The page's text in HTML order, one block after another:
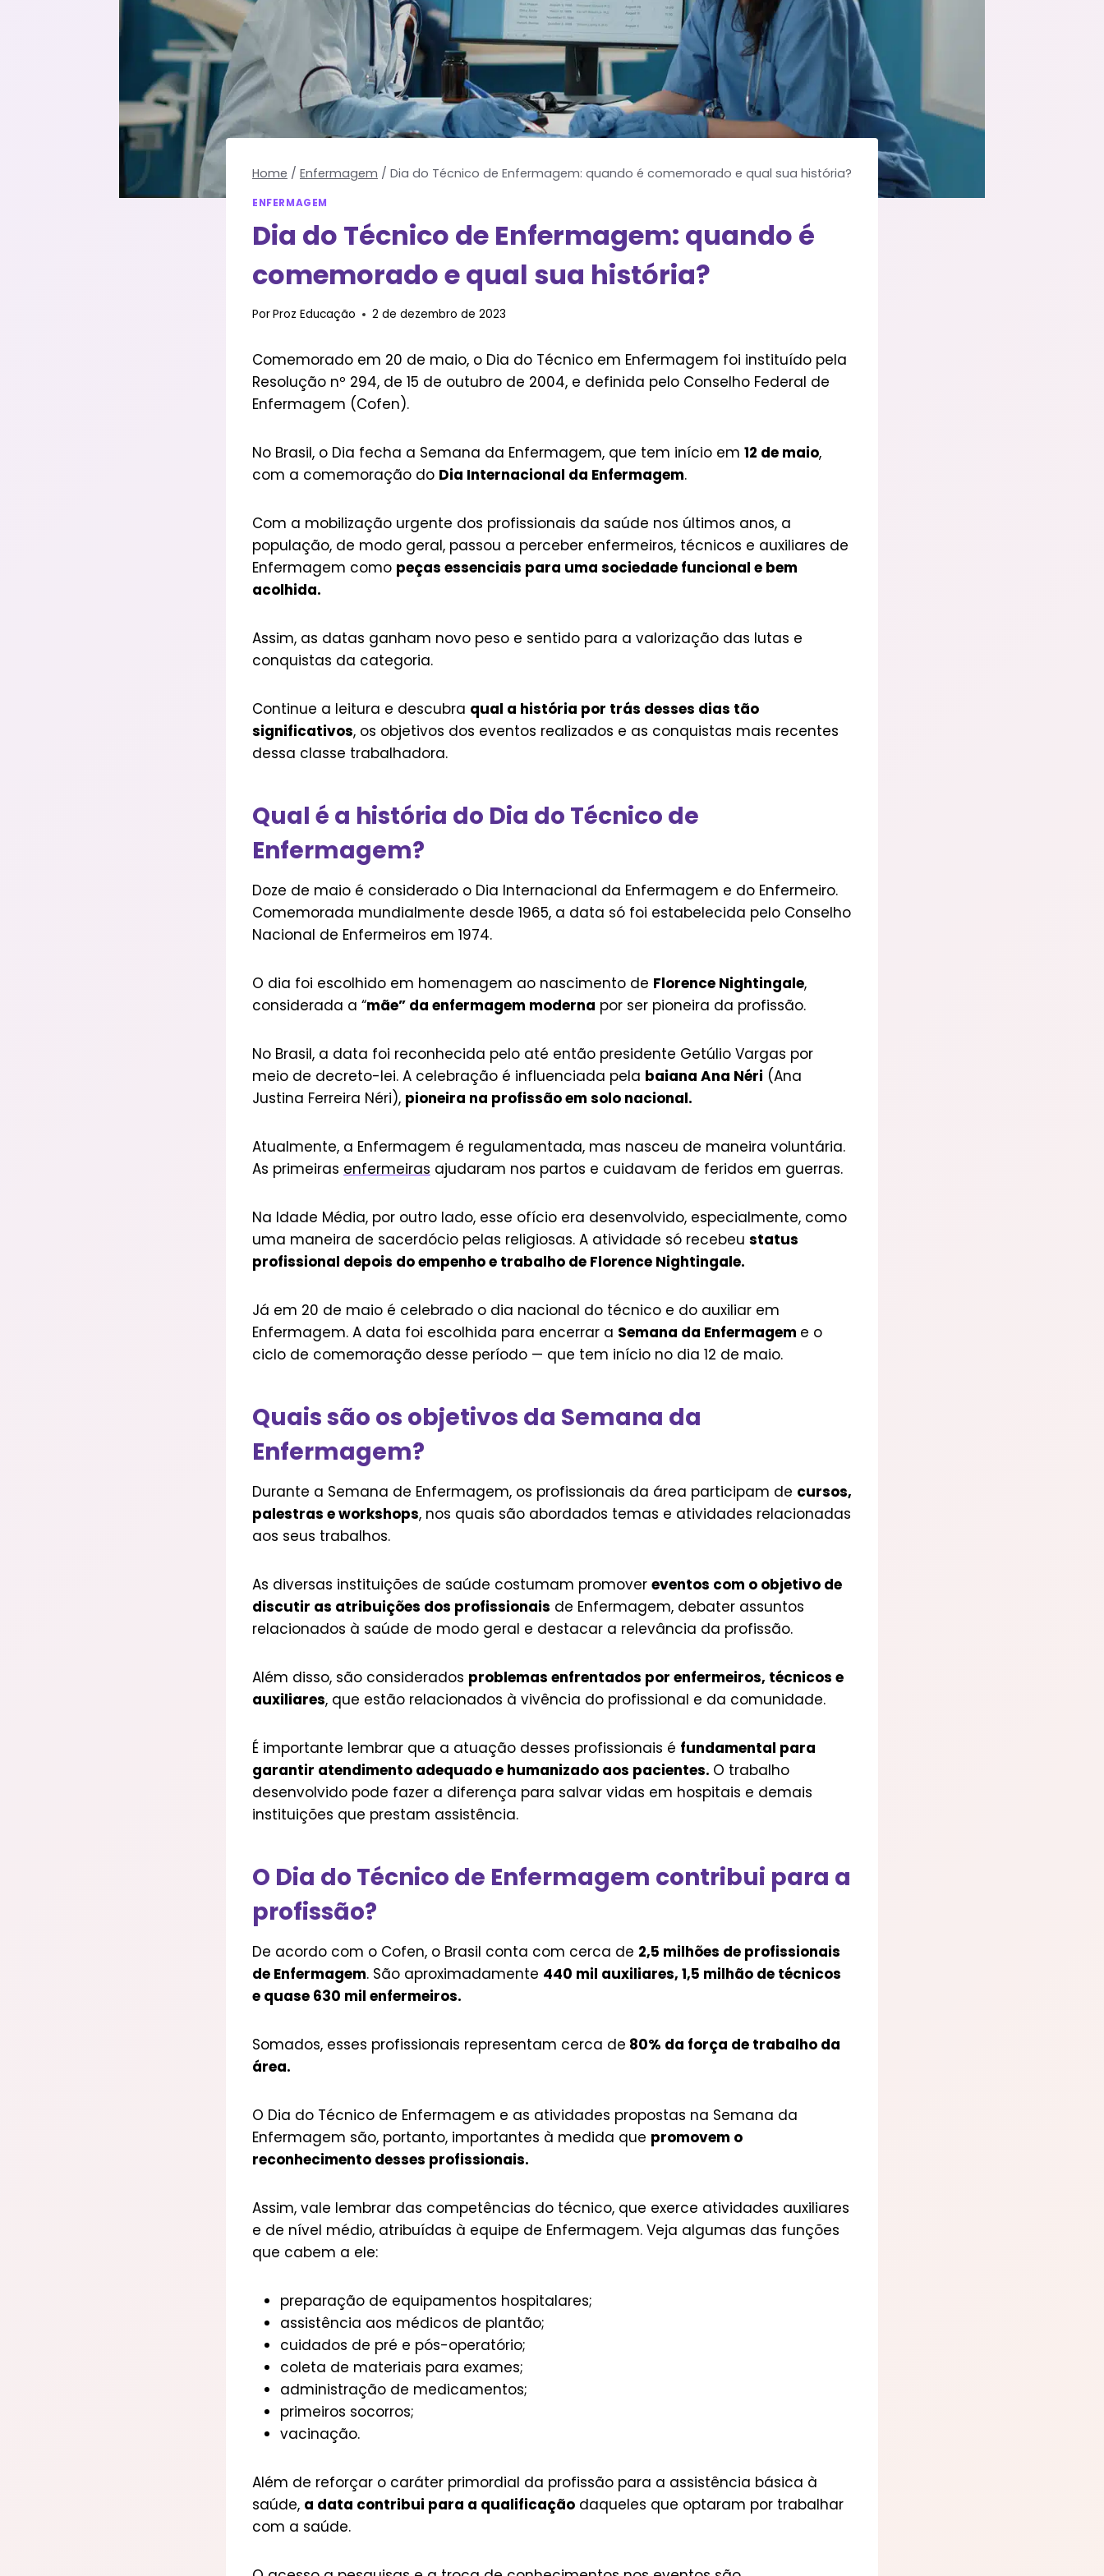
Home / Enfermagem / Dia do Técnico de Enfermagem: quando é comemorado e qual sua história?
ENFERMAGEM
Dia do Técnico de Enfermagem: quando é
comemorado e qual sua história?
PorProz Educação 2 de dezembro de 2023
Comemorado em 20 de maio, o Dia do Técnico em Enfermagem foi instituído pela
Resolução nº 294, de 15 de outubro de 2004, e definida pelo Conselho Federal de
Enfermagem (Cofen).
No Brasil, o Dia fecha a Semana da Enfermagem, que tem início em 12 de maio,
com a comemoração do Dia Internacional da Enfermagem.
Com a mobilização urgente dos profissionais da saúde nos últimos anos, a
população, de modo geral, passou a perceber enfermeiros, técnicos e auxiliares de
Enfermagem como peças essenciais para uma sociedade funcional e bem
acolhida.
Assim, as datas ganham novo peso e sentido para a valorização das lutas e
conquistas da categoria.
Continue a leitura e descubra qual a história por trás desses dias tão
significativos, os objetivos dos eventos realizados e as conquistas mais recentes
dessa classe trabalhadora.
Qual é a história do Dia do Técnico de
Enfermagem?
Doze de maio é considerado o Dia Internacional da Enfermagem e do Enfermeiro.
Comemorada mundialmente desde 1965, a data só foi estabelecida pelo Conselho
Nacional de Enfermeiros em 1974.
O dia foi escolhido em homenagem ao nascimento de Florence Nightingale,
considerada a “mãe” da enfermagem moderna por ser pioneira da profissão.
No Brasil, a data foi reconhecida pelo até então presidente Getúlio Vargas por
meio de decreto-lei. A celebração é influenciada pela baiana Ana Néri (Ana
Justina Ferreira Néri), pioneira na profissão em solo nacional.
Atualmente, a Enfermagem é regulamentada, mas nasceu de maneira voluntária.
As primeiras enfermeiras ajudaram nos partos e cuidavam de feridos em guerras.
Na Idade Média, por outro lado, esse ofício era desenvolvido, especialmente, como
uma maneira de sacerdócio pelas religiosas. A atividade só recebeu status
profissional depois do empenho e trabalho de Florence Nightingale.
Já em 20 de maio é celebrado o dia nacional do técnico e do auxiliar em
Enfermagem. A data foi escolhida para encerrar a Semana da Enfermagem e o
ciclo de comemoração desse período — que tem início no dia 12 de maio.
Quais são os objetivos da Semana da
Enfermagem?
Durante a Semana de Enfermagem, os profissionais da área participam de cursos,
palestras e workshops, nos quais são abordados temas e atividades relacionadas
aos seus trabalhos.
As diversas instituições de saúde costumam promover eventos com o objetivo de
discutir as atribuições dos profissionais de Enfermagem, debater assuntos
relacionados à saúde de modo geral e destacar a relevância da profissão.
Além disso, são considerados problemas enfrentados por enfermeiros, técnicos e
auxiliares, que estão relacionados à vivência do profissional e da comunidade.
É importante lembrar que a atuação desses profissionais é fundamental para
garantir atendimento adequado e humanizado aos pacientes. O trabalho
desenvolvido pode fazer a diferença para salvar vidas em hospitais e demais
instituições que prestam assistência.
O Dia do Técnico de Enfermagem contribui para a
profissão?
De acordo com o Cofen, o Brasil conta com cerca de 2,5 milhões de profissionais
de Enfermagem. São aproximadamente 440 mil auxiliares, 1,5 milhão de técnicos
e quase 630 mil enfermeiros.
Somados, esses profissionais representam cerca de 80% da força de trabalho da
área.
O Dia do Técnico de Enfermagem e as atividades propostas na Semana da
Enfermagem são, portanto, importantes à medida que promovem o
reconhecimento desses profissionais.
Assim, vale lembrar das competências do técnico, que exerce atividades auxiliares
e de nível médio, atribuídas à equipe de Enfermagem. Veja algumas das funções
que cabem a ele:
preparação de equipamentos hospitalares;
assistência aos médicos de plantão;
cuidados de pré e pós-operatório;
coleta de materiais para exames;
administração de medicamentos;
primeiros socorros;
vacinação.
Além de reforçar o caráter primordial da profissão para a assistência básica à
saúde, a data contribui para a qualificação daqueles que optaram por trabalhar
com a saúde.